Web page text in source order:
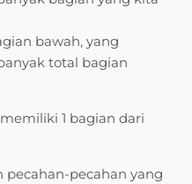
bawah, yang
total bagian
1 bagian dari
pecahan-pecahan yang